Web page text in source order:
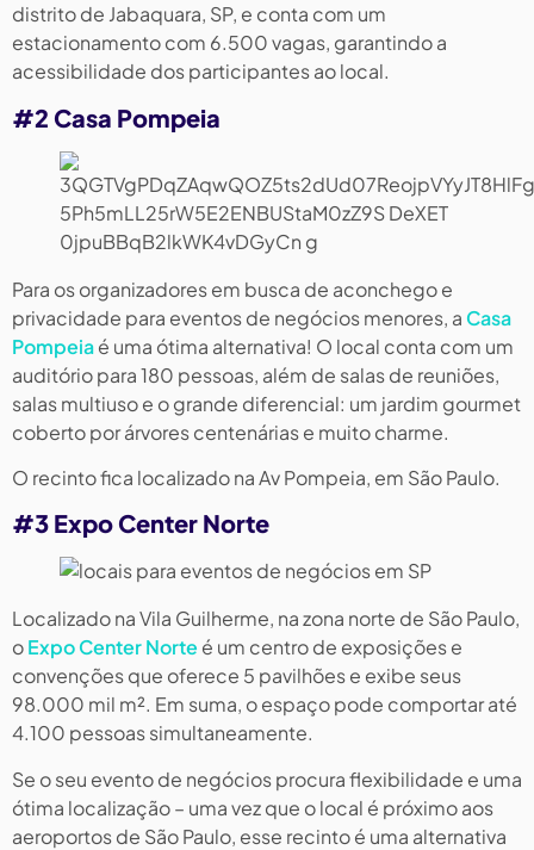
distrito de Jabaquara, SP, e conta com um
estacionamento com 6.500 vagas, garantindo a
acessibilidade dos participantes ao local.
#2 Casa Pompeia
Para os organizadores em busca de aconchego e
privacidade para eventos de negócios menores, a Casa
Pompeiaé uma ótima alternativa! O local conta com um
auditório para 180 pessoas, além de salas de reuniões,
salas multiuso e o grande diferencial: um jardim gourmet
coberto por árvores centenárias e muito charme.
O recinto fica localizado na Av Pompeia, em São Paulo.
#3 Expo Center Norte
Localizado na Vila Guilherme, na zona norte de São Paulo,
oExpo Center Norte é um centro de exposições e
convenções que oferece 5 pavilhões e exibe seus
98.000 mil m². Em suma, o espaço pode comportar até
4.100 pessoas simultaneamente.
Se o seu evento de negócios procura flexibilidade e uma
ótima localização – uma vez que o local é próximo aos
aeroportos de São Paulo, esse recinto é uma alternativa